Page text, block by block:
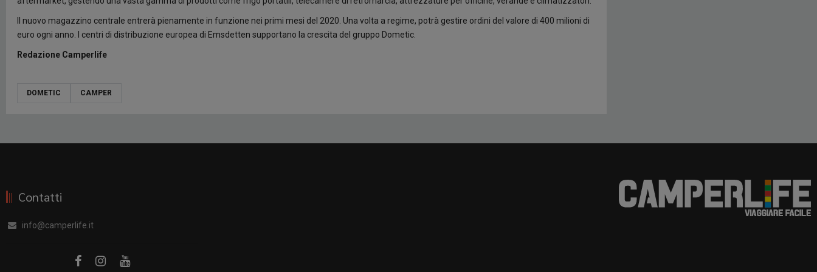
Il nuovo magazzino centrale entrerà pienamente in funzione nei primi mesi del 2020. Una volta a regime, potrà gestire ordini del valore di 400 milioni di
euro ogni anno. I centri di distribuzione europea di Emsdetten supportano la crescita del gruppo Dometic.
Redazione Camperlife
DOMETIC CAMPER
Contatti
info@camperlife.it